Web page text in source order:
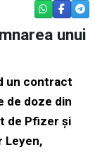
WHATSAPP
unui
un contract
de doze din
de Pfizer şi
Leyen,